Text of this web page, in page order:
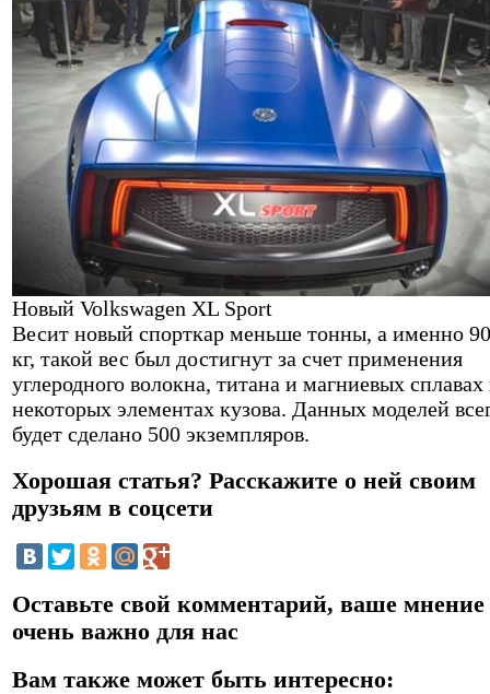
Новый Volkswagen XL Sport
Весит новый спорткар меньше тонны, а именно
кг, такой вес был достигнут за счет применения
углеродного волокна, титана и магниевых сплавах
некоторых элементах кузова. Данных моделей
будет сделано 500 экземпляров.
Хорошая статья? Расскажите о ней своим
друзьям в соцсети
Оставьте свой комментарий, ваше мнение
очень важно для нас
Вам также может быть интересно: